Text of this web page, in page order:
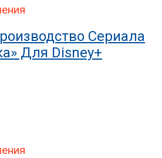
Сериала
Для Disney+